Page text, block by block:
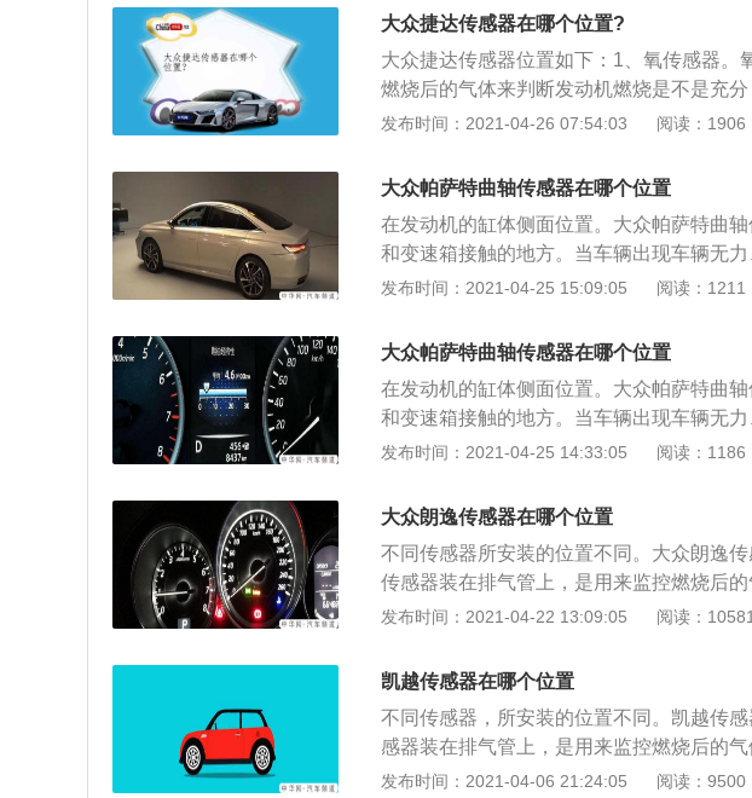
速不稳、加速无力等问题。 传感器的功能
作，一般安装在每个车轮的轮毂上，而一
传感器：水温传感器般安在节温器旁边，
增加喷油量或者增大点火提前角，高温时
力传感器：一般安装在节气门边上，进气
同的转速负荷，感应一系列的电阻和压力
题。
大众捷达传感器在哪个位置?
大众捷达传感器位置如下：1、氧传感器。
燃烧后的气体来判断发动机燃烧是不是充
速传感器。轮速传感器在前轮刹车盘，它
转换为电信号，当低温时增加喷油量。
发布时间：2021-04-26 07:54:03 阅读：1906
大众帕萨特曲轴传感器在哪个位置
在发动机的缸体侧面位置。大众帕萨特曲
和变速箱接触的地方。当车辆出现车辆无
是曲轴位置传感器出现故障所导致的。曲
螺栓上的固定曲轴位置传感器导线卡子的
3、拆下曲轴位置传感器，拆下曲轴位置传
曲轴位置传感器的凸头装进变速箱壳体的
位置传感器二个安装螺栓。曲轴位置传感
以保证传感器与飞轮之间有一个正确的间
到燃油管安装螺栓上，拧上卡子的安装螺
发布时间：2021-04-25 15:09:05 阅读：1211
大众帕萨特曲轴传感器在哪个位置
在发动机的缸体侧面位置。大众帕萨特曲
和变速箱接触的地方。当车辆出现车辆无
是曲轴位置传感器出现故障所导致的。曲
螺栓上的固定曲轴位置传感器导线卡子的
3、拆下曲轴位置传感器，拆下曲轴位置传
曲轴位置传感器的凸头装进变速箱壳体的
位置传感器二个安装螺栓。曲轴位置传感
以保证传感器与飞轮之间有一个正确的间
到燃油管安装螺栓上，拧上卡子的安装螺母
发布时间：2021-04-25 14:33:05 阅读：1186
大众朗逸传感器在哪个位置
不同传感器所安装的位置不同。大众朗逸
传感器装在排气管上，是用来监控燃烧后
混合程度是过稀还是过浓； 2、轮速传感器
汽车轮速的传感器来完成这项工作，一般
器损坏，abs会失效；3、水温传感器：水
温度转换为电信号，当低温时增加喷油量
推迟点火提前角； 4、进气压力传感器：
器顾名思义就是随着发动机不同的转速负
发布时间：2021-04-22 13:09:05 阅读：
凯越传感器在哪个位置
不同传感器，所安装的位置不同。凯越传
感器装在排气管上，是用来监控燃烧后的
合程度是过稀还是过浓； 2、轮速传感器：
发布时间：2021-04-06 21:24:05 阅读：9500